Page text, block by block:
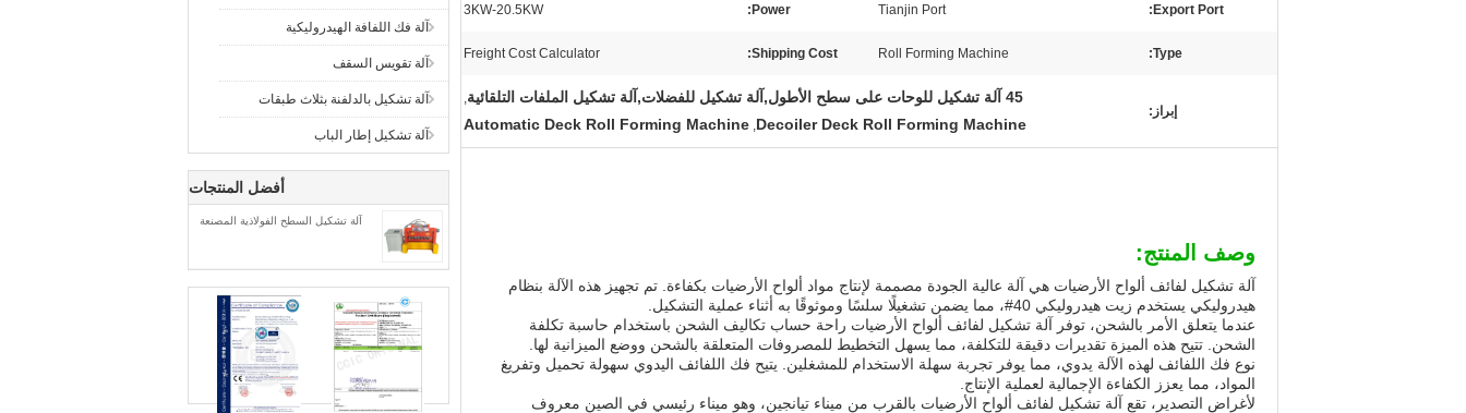
آلة فك اللفافة الهيدروليكية
آلة تقويس السقف
آلة تشكيل بالدلفنة بثلاث طبقات
آلة تشكيل إطار الباب
أفضل المنتجات
آلة تشكيل السطح الفولاذية المصنعة
Export Port:
Tianjin Port
Power:
3KW-20.5KW
Type:
Roll Forming Machine
Shipping Cost:
Freight Cost Calculator
إبراز:
45 آلة تشكيل للوحات على سطح الأطول,آلة تشكيل للفضلات,آلة تشكيل الملفات التلقائية ,
Decoiler Deck Roll Forming Machine
,
Automatic Deck Roll Forming Machine
وصف المنتج:
آلة تشكيل لفائف ألواح الأرضيات هي آلة عالية الجودة مصممة لإنتاج مواد ألواح الأرضيات بكفاءة. تم تجهيز هذه الآلة بنظام
هيدروليكي يستخدم زيت هيدروليكي 40#، مما يضمن تشغيلًا سلسًا وموثوقًا به أثناء عملية التشكيل.
عندما يتعلق الأمر بالشحن، توفر آلة تشكيل لفائف ألواح الأرضيات راحة حساب تكاليف الشحن باستخدام حاسبة تكلفة
الشحن. تتيح هذه الميزة تقديرات دقيقة للتكلفة، مما يسهل التخطيط للمصروفات المتعلقة بالشحن ووضع الميزانية لها.
نوع فك اللفائف لهذه الآلة يدوي، مما يوفر تجربة سهلة الاستخدام للمشغلين. يتيح فك اللفائف اليدوي سهولة تحميل وتفريغ
المواد، مما يعزز الكفاءة الإجمالية لعملية الإنتاج.
لأغراض التصدير، تقع آلة تشكيل لفائف ألواح الأرضيات بالقرب من ميناء تيانجين، وهو ميناء رئيسي في الصين معروف